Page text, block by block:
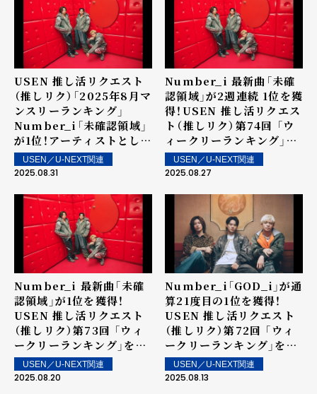
USEN 推し活リクエスト
（推しリク）「2025年8月マ
ンスリーランキング」
Number_i「未確認領域」
が1位！アーティストとして
は9か月連続の1位を記録！
USEN／U-NEXT関連
2025.08.31
Number_i 最新曲「未確
認領域」が2週連続 1位を獲
得！USEN 推し活リクエス
ト（推しリク）第74回 「ウ
ィークリーランキング」を
発表！～ 上位ランクイン楽
曲は街中・店内で配信！
USEN／U-NEXT関連
2025.08.27
Number_i 最新曲「未確
認領域」が1位を獲得！
USEN 推し活リクエスト
（推しリク）第73回 「ウィ
ークリーランキング」を発
表！～ 上位ランクイン楽曲
は街中・店内で配信！
USEN／U-NEXT関連
2025.08.20
Number_i「GOD_i」が通
算21度目の1位を獲得！
USEN 推し活リクエスト
（推しリク）第72回 「ウィ
ークリーランキング」を発
表！～ 上位ランクイン楽曲
は街中・店内で配信！
USEN／U-NEXT関連
2025.08.13